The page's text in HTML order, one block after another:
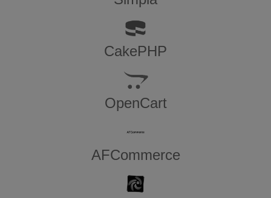
CakePHP
OpenCart
AFCommerce